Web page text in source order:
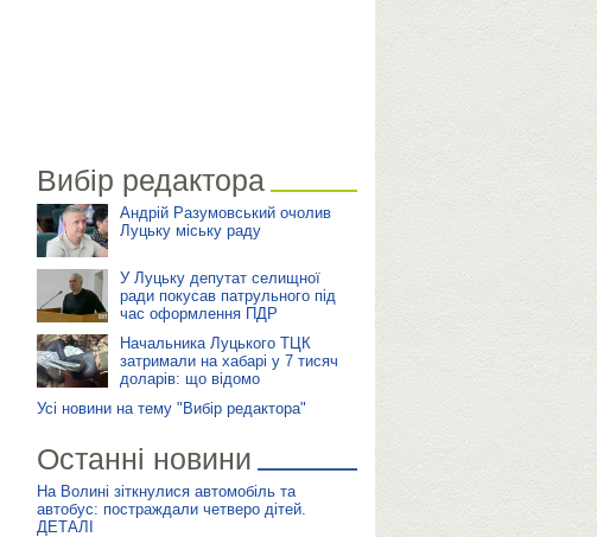
Вибір редактора
Андрій Разумовський очолив
Луцьку міську раду
У Луцьку депутат селищної
ради покусав патрульного під
час оформлення ПДР
Начальника Луцького ТЦК
затримали на хабарі у 7 тисяч
доларів: що відомо
Усі новини на тему "Вибір редактора"
Останні новини
На Волині зіткнулися автомобіль та
автобус: постраждали четверо дітей.
ДЕТАЛІ